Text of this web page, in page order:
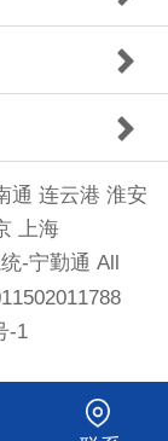
通 连云港 淮安
上海
-宁勤通 All
-1